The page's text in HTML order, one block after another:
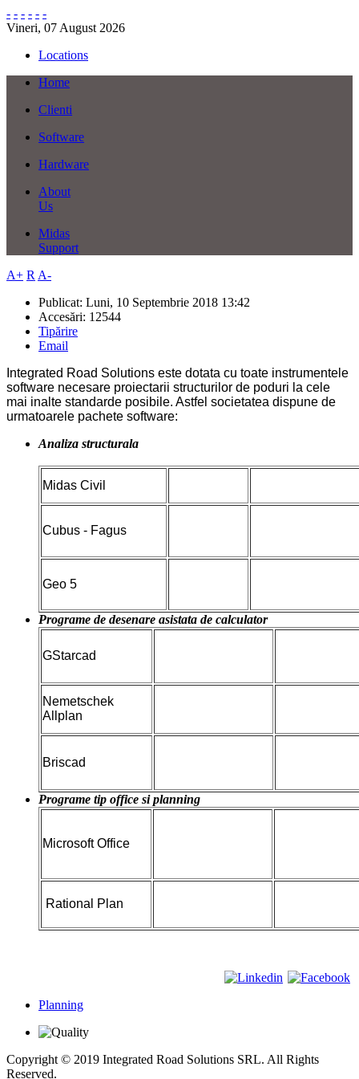
- - - - - -
Vineri, 07 August 2026
Locations
Home
Clienti
Software
Hardware
About
Us
Midas
Support
A+ R A-
Publicat: Luni, 10 Septembrie 2018 13:42
Accesări: 12544
Tipărire
Email
Integrated Road Solutions este dotata cu toate instrumentele
software necesare proiectarii structurilor de poduri la cele
mai inalte standarde posibile. Astfel societatea dispune de
urmatoarele pachete software:
Analiza structurala
Midas Civil
Cubus - Fagus
Geo 5
Programe de desenare asistata de calculator
GStarcad
Nemetschek
Allplan
Briscad
Programe tip office si planning
Microsoft Office
Rational Plan
Planning
Copyright © 2019 Integrated Road Solutions SRL. All Rights
Reserved.